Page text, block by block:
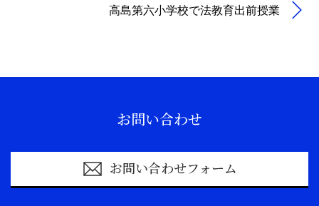
高島第六小学校で法教育出前授業
お問い合わせ
お問い合わせフォーム